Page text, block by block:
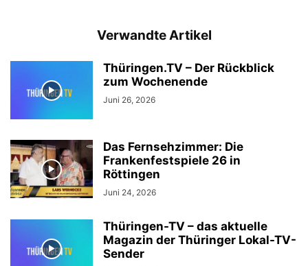
Verwandte Artikel
Thüringen.TV – Der Rückblick
zum Wochenende
Juni 26, 2026
Das Fernsehzimmer: Die
Frankenfestspiele 26 in
Röttingen
Juni 24, 2026
Thüringen-TV – das aktuelle
Magazin der Thüringer Lokal-TV-
Sender